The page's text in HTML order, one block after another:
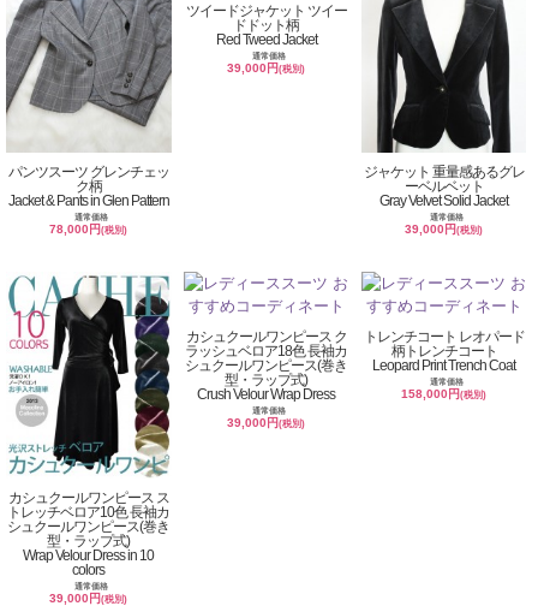
パンツスーツ グレンチェッ
ク柄
Jacket & Pants in Glen Pattern
通常価格
78,000円(税別)
ツイードジャケット ツイー
ドドット柄
Red Tweed Jacket
通常価格
39,000円(税別)
ジャケット 重量感あるグレ
ーベルベット
Gray Velvet Solid Jacket
通常価格
39,000円(税別)
カシュクールワンピース ス
トレッチベロア10色 長袖カ
シュクールワンピース(巻き
型・ラップ式)
Wrap Velour Dress in 10
colors
通常価格
39,000円(税別)
カシュクールワンピース ク
ラッシュベロア18色 長袖カ
シュクールワンピース(巻き
型・ラップ式)
Crush Velour Wrap Dress
通常価格
39,000円(税別)
トレンチコート レオパード
柄トレンチコート
Leopard Print Trench Coat
通常価格
158,000円(税別)